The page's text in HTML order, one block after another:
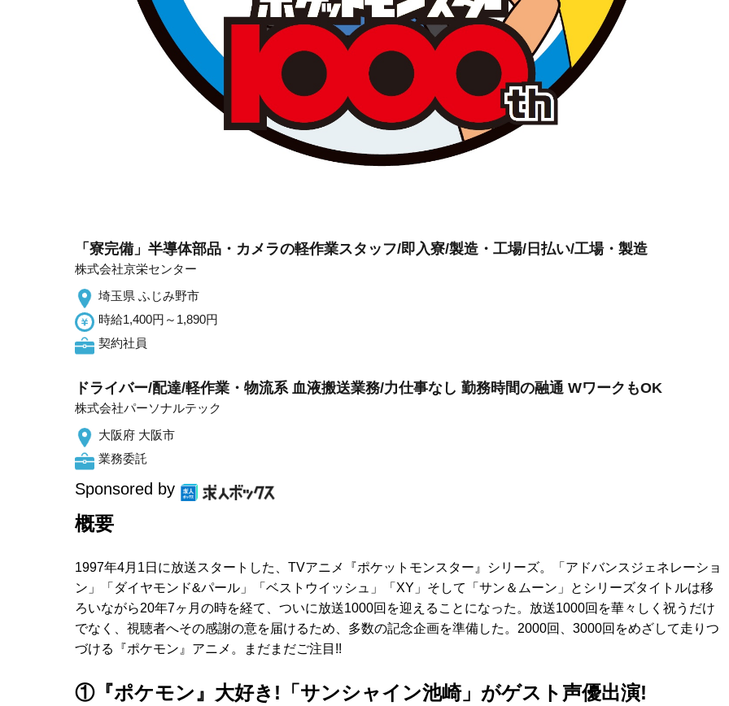
「寮完備」半導体部品・カメラの軽作業スタッフ/即入寮/製造・工場/日払い/工場・製造
株式会社京栄センター
埼玉県 ふじみ野市
時給1,400円～1,890円
契約社員
ドライバー/配達/軽作業・物流系 血液搬送業務/力仕事なし 勤務時間の融通 WワークもOK
株式会社パーソナルテック
大阪府 大阪市
業務委託
Sponsored by
概要
1997年4月1日に放送スタートした、TVアニメ『ポケットモンスター』シリーズ。「アドバンスジェネレーショ
ン」「ダイヤモンド&パール」「ベストウイッシュ」「XY」そして「サン＆ムーン」とシリーズタイトルは移
ろいながら20年7ヶ月の時を経て、ついに放送1000回を迎えることになった。放送1000回を華々しく祝うだけ
でなく、視聴者へその感謝の意を届けるため、多数の記念企画を準備した。2000回、3000回をめざして走りつ
づける『ポケモン』アニメ。まだまだご注目!!
①『ポケモン』大好き!「サンシャイン池崎」がゲスト声優出演!